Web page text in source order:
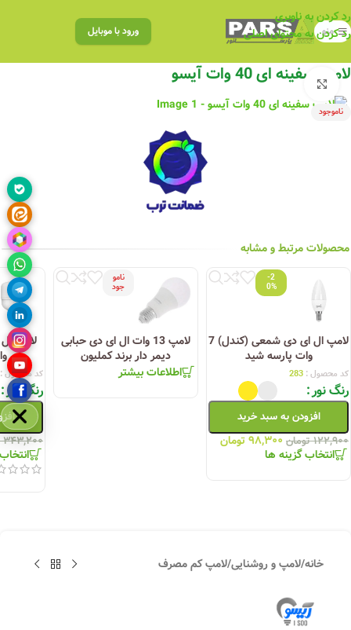
رد کردن به ناوبری
رد کردن به محتوای اصلی
منو ورود با موبایل
لامپ سفینه ای 40 وات آیسو
ناموجود
بزرگنمایی تصویر
محصولات مرتبط و مشابه
-2
0%
لامپ ال ای دی شمعی (کندل) 7
وات پارسه شید
کد محصول : 283
رنگ نور
افزودن به سبد خرید
۱۲۲,۹۰۰ تومان ۹۸,۳۰۰تومان
انتخاب گزینه ها
نامو
جود
لامپ 13 وات ال ای دی حبابی
دیمر دار برند کملیون
اطلاعات بیشتر
کد محصول
رنگ نور
۳۴۳,۲۰۰
خانه/لامپ و روشنایی/لامپ کم مصرف